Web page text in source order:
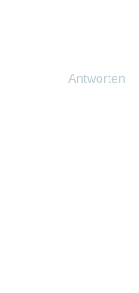
Antworten